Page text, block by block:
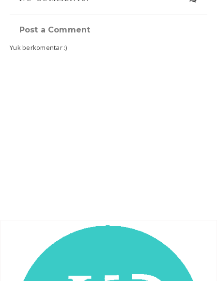
Post a Comment
Yuk berkomentar :)